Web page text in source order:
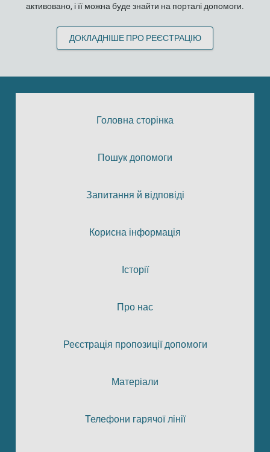
активовано, і її можна буде знайти на порталі допомоги.
ДОКЛАДНІШЕ ПРО РЕЄСТРАЦІЮ
Головна сторінка
Пошук допомоги
Запитання й відповіді
Корисна інформація
Історії
Про нас
Реєстрація пропозиції допомоги
Матеріали
Телефони гарячої лінії